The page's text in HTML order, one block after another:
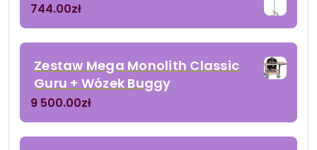
744.00zł
Zestaw Mega Monolith Classic
Guru + Wózek Buggy
9 500.00zł